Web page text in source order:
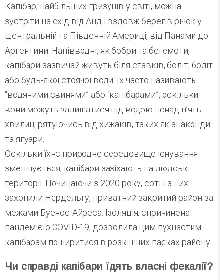
Капібар, найбільших гризунів у світі, можна
зустріти на схід від Анд і вздовж берегів річок у
Центральній та Південній Америці, від Панами до
Аргентини. Напівводні, як бобри та бегемоти,
капібари зазвичай живуть біля ставків, боліт, боліт
або будь-якої стоячої води. Їх часто називають
“водяними свинями” або “капібарами”, оскільки
вони можуть залишатися під водою понад п’ять
хвилин, рятуючись від хижаків, таких як анаконди
та ягуари.
Оскільки їхнє природне середовище існування
зменшується, капібари зазіхають на людські
території. Починаючи з 2020 року, сотні з них
захопили Нордельту, приватний закритий район за
межами Буенос-Айреса. Ізоляція, спричинена
пандемією COVID-19, дозволила цим пухнастим
капібарам поширитися в розкішних парках району.
Чи справді капібари їдять власні фекалії?